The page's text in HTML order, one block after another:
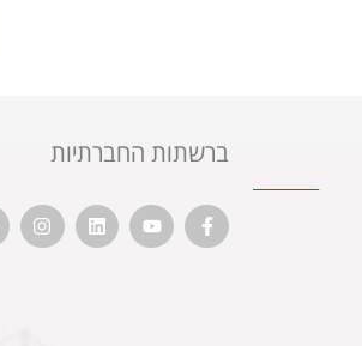
ברשתות החברתיות